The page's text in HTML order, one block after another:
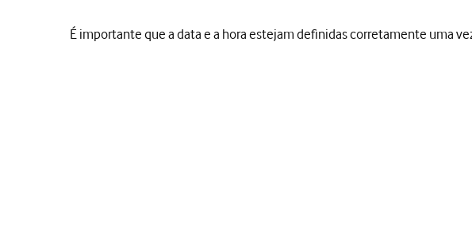
É importante que a data e a hora estejam definidas corretamente uma